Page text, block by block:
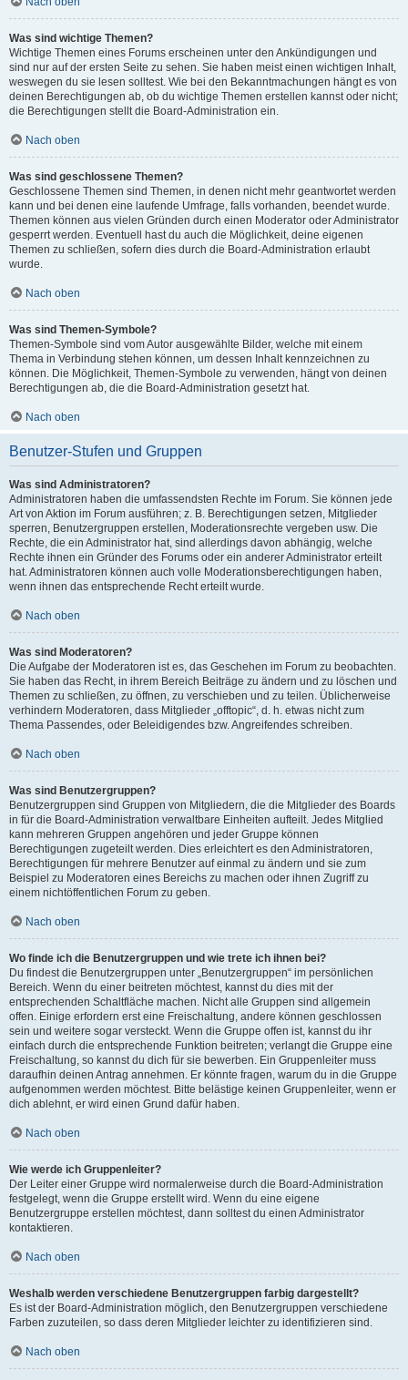
Was sind wichtige Themen?
Wichtige Themen eines Forums erscheinen unter den Ankündigungen und
sind nur auf der ersten Seite zu sehen. Sie haben meist einen wichtigen Inhalt,
weswegen du sie lesen solltest. Wie bei den Bekanntmachungen hängt es von
deinen Berechtigungen ab, ob du wichtige Themen erstellen kannst oder nicht;
die Berechtigungen stellt die Board-Administration ein.
Nach oben
Was sind geschlossene Themen?
Geschlossene Themen sind Themen, in denen nicht mehr geantwortet werden
kann und bei denen eine laufende Umfrage, falls vorhanden, beendet wurde.
Themen können aus vielen Gründen durch einen Moderator oder Administrator
gesperrt werden. Eventuell hast du auch die Möglichkeit, deine eigenen
Themen zu schließen, sofern dies durch die Board-Administration erlaubt
wurde.
Nach oben
Was sind Themen-Symbole?
Themen-Symbole sind vom Autor ausgewählte Bilder, welche mit einem
Thema in Verbindung stehen können, um dessen Inhalt kennzeichnen zu
können. Die Möglichkeit, Themen-Symbole zu verwenden, hängt von deinen
Berechtigungen ab, die die Board-Administration gesetzt hat.
Nach oben
Benutzer-Stufen und Gruppen
Was sind Administratoren?
Administratoren haben die umfassendsten Rechte im Forum. Sie können jede
Art von Aktion im Forum ausführen; z. B. Berechtigungen setzen, Mitglieder
sperren, Benutzergruppen erstellen, Moderationsrechte vergeben usw. Die
Rechte, die ein Administrator hat, sind allerdings davon abhängig, welche
Rechte ihnen ein Gründer des Forums oder ein anderer Administrator erteilt
hat. Administratoren können auch volle Moderationsberechtigungen haben,
wenn ihnen das entsprechende Recht erteilt wurde.
Nach oben
Was sind Moderatoren?
Die Aufgabe der Moderatoren ist es, das Geschehen im Forum zu beobachten.
Sie haben das Recht, in ihrem Bereich Beiträge zu ändern und zu löschen und
Themen zu schließen, zu öffnen, zu verschieben und zu teilen. Üblicherweise
verhindern Moderatoren, dass Mitglieder „offtopic“, d. h. etwas nicht zum
Thema Passendes, oder Beleidigendes bzw. Angreifendes schreiben.
Nach oben
Was sind Benutzergruppen?
Benutzergruppen sind Gruppen von Mitgliedern, die die Mitglieder des Boards
in für die Board-Administration verwaltbare Einheiten aufteilt. Jedes Mitglied
kann mehreren Gruppen angehören und jeder Gruppe können
Berechtigungen zugeteilt werden. Dies erleichtert es den Administratoren,
Berechtigungen für mehrere Benutzer auf einmal zu ändern und sie zum
Beispiel zu Moderatoren eines Bereichs zu machen oder ihnen Zugriff zu
einem nichtöffentlichen Forum zu geben.
Nach oben
Wo finde ich die Benutzergruppen und wie trete ich ihnen bei?
Du findest die Benutzergruppen unter „Benutzergruppen“ im persönlichen
Bereich. Wenn du einer beitreten möchtest, kannst du dies mit der
entsprechenden Schaltfläche machen. Nicht alle Gruppen sind allgemein
offen. Einige erfordern erst eine Freischaltung, andere können geschlossen
sein und weitere sogar versteckt. Wenn die Gruppe offen ist, kannst du ihr
einfach durch die entsprechende Funktion beitreten; verlangt die Gruppe eine
Freischaltung, so kannst du dich für sie bewerben. Ein Gruppenleiter muss
daraufhin deinen Antrag annehmen. Er könnte fragen, warum du in die Gruppe
aufgenommen werden möchtest. Bitte belästige keinen Gruppenleiter, wenn er
dich ablehnt, er wird einen Grund dafür haben.
Nach oben
Wie werde ich Gruppenleiter?
Der Leiter einer Gruppe wird normalerweise durch die Board-Administration
festgelegt, wenn die Gruppe erstellt wird. Wenn du eine eigene
Benutzergruppe erstellen möchtest, dann solltest du einen Administrator
kontaktieren.
Nach oben
Weshalb werden verschiedene Benutzergruppen farbig dargestellt?
Es ist der Board-Administration möglich, den Benutzergruppen verschiedene
Farben zuzuteilen, so dass deren Mitglieder leichter zu identifizieren sind.
Nach oben